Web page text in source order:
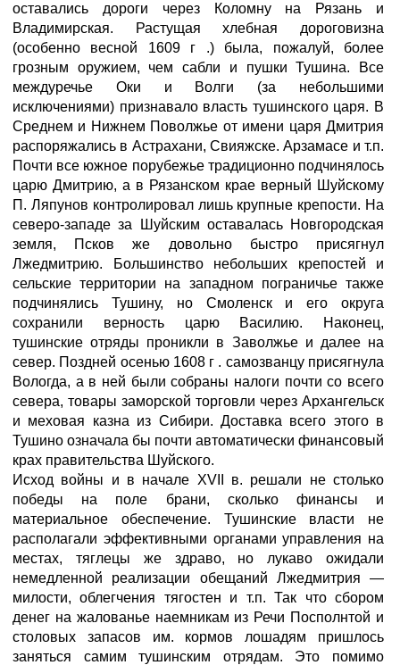
оставались дороги через Коломну на Рязань и
Владимирская. Растущая хлебная дороговизна
(особенно весной 1609 г .) была, пожалуй, более
грозным оружием, чем сабли и пушки Тушина. Все
междуречье Оки и Волги (за небольшими
исключениями) признавало власть тушинского царя. В
Среднем и Нижнем Поволжье от имени царя Дмитрия
распоряжались в Астрахани, Свияжске. Арзамасе и т.п.
Почти все южное порубежье традиционно подчинялось
царю Дмитрию, а в Рязанском крае верный Шуйскому
П. Ляпунов контролировал лишь крупные крепости. На
северо-западе за Шуйским оставалась Новгородская
земля, Псков же довольно быстро присягнул
Лжедмитрию. Большинство небольших крепостей и
сельские территории на западном пограничье также
подчинялись Тушину, но Смоленск и его округа
сохранили верность царю Василию. Наконец,
тушинские отряды проникли в Заволжье и далее на
север. Поздней осенью 1608 г . самозванцу присягнула
Вологда, а в ней были собраны налоги почти со всего
севера, товары заморской торговли через Архангельск
и меховая казна из Сибири. Доставка всего этого в
Тушино означала бы почти автоматически финансовый
крах правительства Шуйского.
Исход войны и в начале XVII в. решали не столько
победы на поле брани, сколько финансы и
материальное обеспечение. Тушинские власти не
располагали эффективными органами управления на
местах, тяглецы же здраво, но лукаво ожидали
немедленной реализации обещаний Лжедмитрия —
милости, облегчения тягостен и т.п. Так что сбором
денег на жалованье наемникам из Речи Посполнтой и
столовых запасов им. кормов лошадям пришлось
заняться самим тушинским отрядам. Это помимо